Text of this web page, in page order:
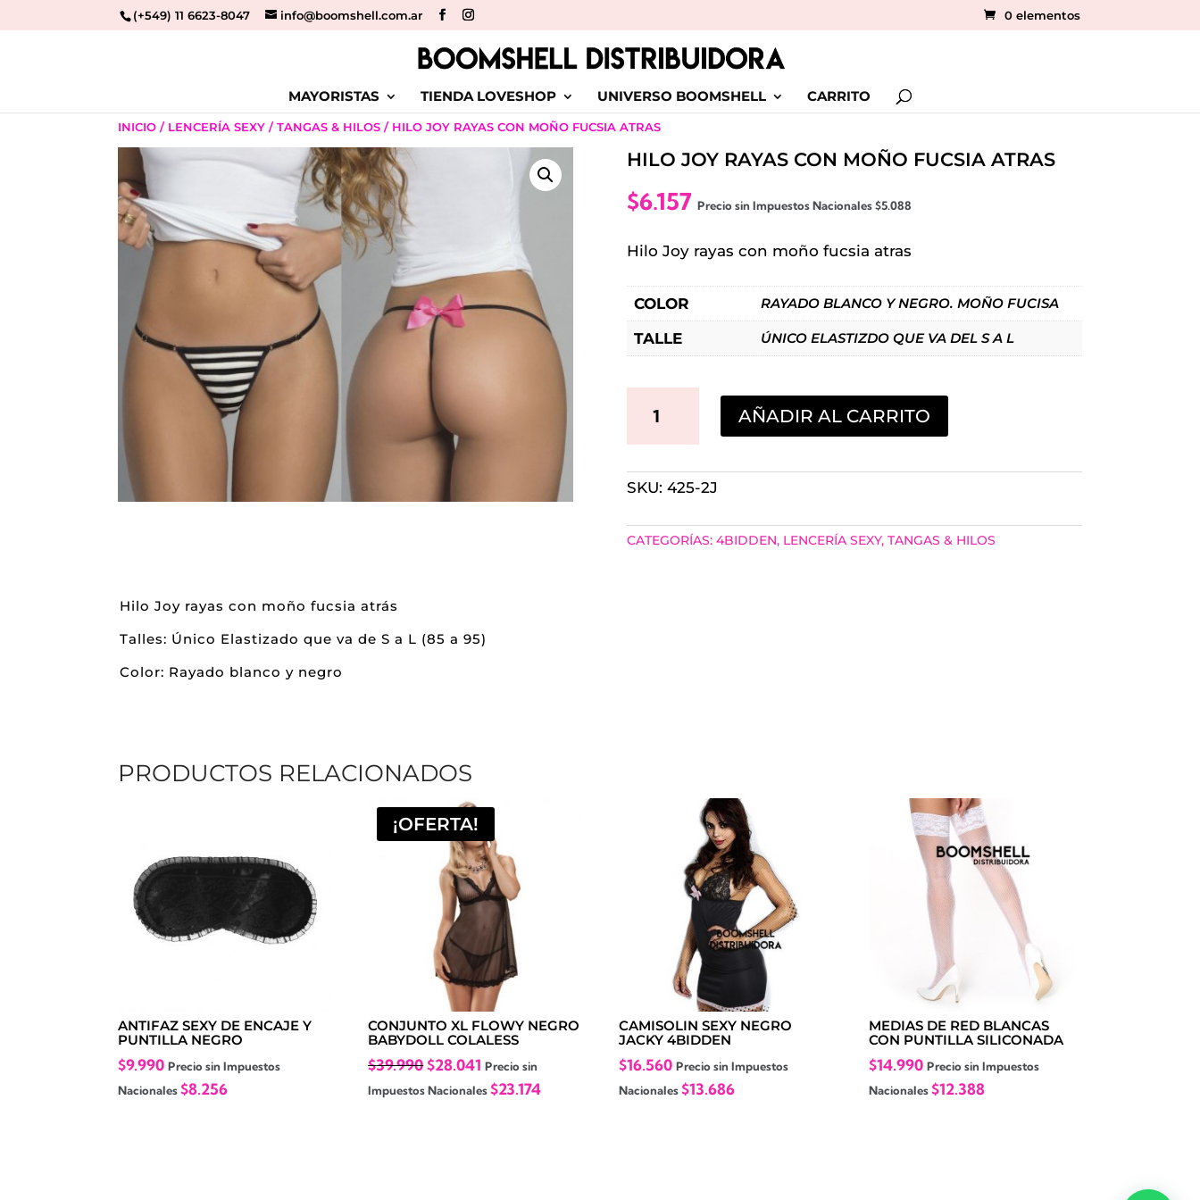
(+549) 11 6623-8047 info@boomshell.com.ar 0 elementos
MAYORISTAS TIENDA LOVESHOP UNIVERSO BOOMSHELL CARRITO
INICIO / LENCERÍA SEXY /TANGAS & HILOS / HILO JOY RAYAS CON MOÑO FUCSIA ATRAS
HILO JOY RAYAS CON MOÑO FUCSIA ATRAS
$6.157 Precio sin Impuestos Nacionales$5.088
Hilo Joy rayas con moño fucsia atras
COLOR RAYADO BLANCO Y NEGRO. MOÑO FUCISA
TALLE ÚNICO ELASTIZDO QUE VA DEL S A L
CON
MOÑO
AÑADIR AL CARRITO
SKU: 425-2J
CATEGORÍAS: 4BIDDEN, LENCERÍA SEXY, TANGAS & HILOS
Hilo Joy rayas con moño fucsia atrás
Talles: Único Elastizado que va de S a L (85 a 95)
Color: Rayado blanco y negro
PRODUCTOS RELACIONADOS
ANTIFAZ SEXY DE ENCAJE Y
PUNTILLA NEGRO
$9.990 Precio sin Impuestos
Nacionales$8.256
¡OFERTA!
CONJUNTO XL FLOWY NEGRO
BABYDOLL COLALESS
$39.990El
precio
$28.041 El
precio
Precio sin
Impuestos Nacionales$23.174
CAMISOLIN SEXY NEGRO
JACKY 4BIDDEN
$16.560 Precio sin Impuestos
Nacionales$13.686
MEDIAS DE RED BLANCAS
CON PUNTILLA SILICONADA
$14.990 Precio sin Impuestos
Nacionales$12.388